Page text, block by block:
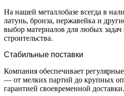
На нашей металлобазе всегда в
латунь, бронза, нержавейка и
выбор материалов для любых задач
строительства.
Стабильные поставки
Компания обеспечивает
— от мелких партий до крупных
гарантией своевременной доставки.